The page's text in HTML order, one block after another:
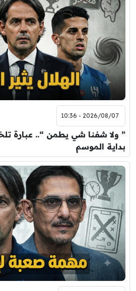
2026/08/07 - 10:36
” ولا شفنا شي يطمن “.. عبارة
بداية الموسم